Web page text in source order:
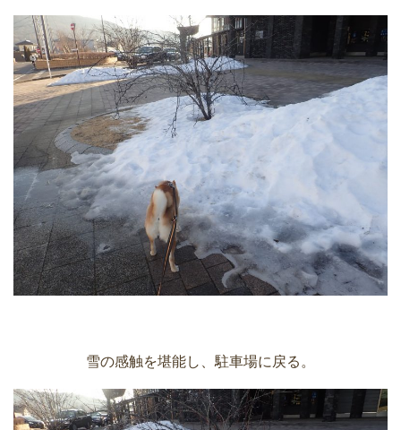
雪の感触を堪能し、駐車場に戻る。